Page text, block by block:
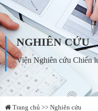
NGHIÊN CỨU
Viện Nghiên cứu Chiến
Trang chủ >> Nghiên cứu